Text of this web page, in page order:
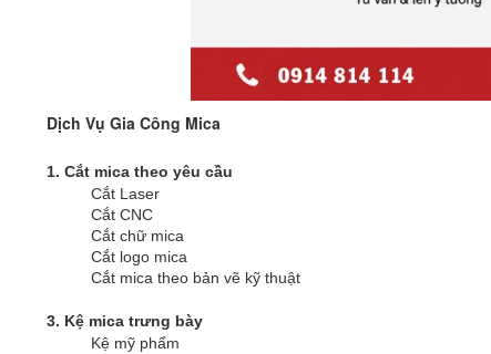
Dịch Vụ Gia Công Mica
1. Cắt mica theo yêu cầu
Cắt Laser
Cắt CNC
Cắt chữ mica
Cắt logo mica
Cắt mica theo bản vẽ kỹ thuật
3. Kệ mica trưng bày
Kệ mỹ phẩm